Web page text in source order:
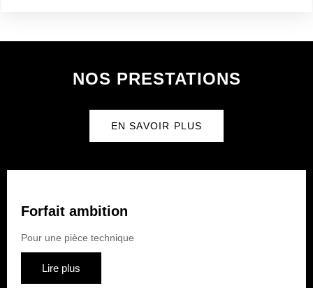
NOS PRESTATIONS
EN SAVOIR PLUS
Forfait ambition
Pour une pièce technique
Lire plus